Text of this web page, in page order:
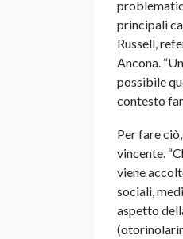
principali
Russell,
Ancona.
possibile
contesto
Per fare
vincente.
viene
sociali,
aspetto